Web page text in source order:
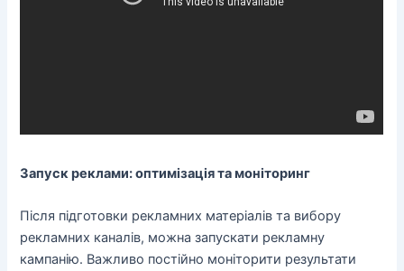
Запуск реклами: оптимізація та моніторинг
Після підготовки рекламних матеріалів та вибору
рекламних каналів, можна запускати рекламну
кампанію. Важливо постійно моніторити результати